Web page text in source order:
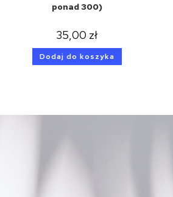
ponad 300)
35,00 zł
Dodaj do koszyka